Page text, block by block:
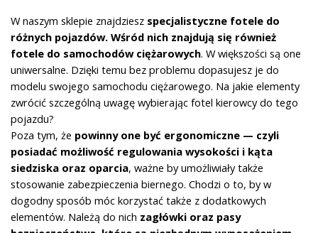
W naszym sklepie znajdziesz specjalistyczne fotele do
różnych pojazdów. Wśród nich znajdują się również
fotele do samochodów ciężarowych. W większości są one
uniwersalne. Dzięki temu bez problemu dopasujesz je do
modelu swojego samochodu ciężarowego. Na jakie elementy
zwrócić szczególną uwagę wybierając fotel kierowcy do tego
pojazdu?
Poza tym, że powinny one być ergonomiczne — czyli
posiadać możliwość regulowania wysokości i kąta
siedziska oraz oparcia, ważne by umożliwiały także
stosowanie zabezpieczenia biernego. Chodzi o to, by w
dogodny sposób móc korzystać także z dodatkowych
elementów. Należą do nich zagłówki oraz pasy